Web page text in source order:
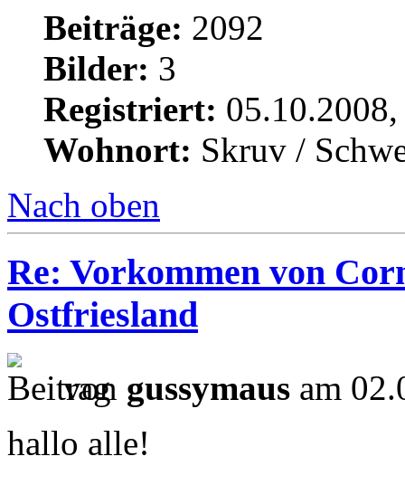
Beiträge: 2092
Bilder: 3
Registriert:
Wohnort: Skruv /
Nach oben
Re: Vorkommen von
Ostfriesland
von gussymaus am
hallo alle!